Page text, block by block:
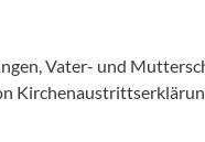
Vater- und